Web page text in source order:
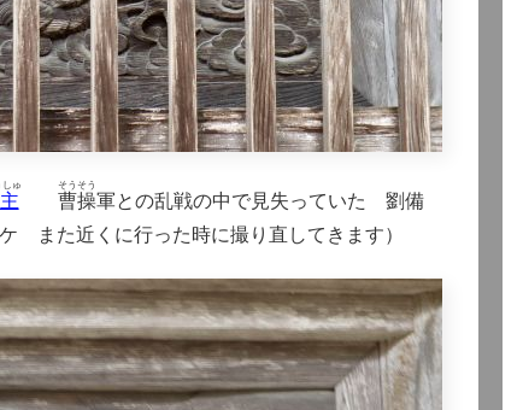
しゅ
曹操
そうそう
軍との乱戦の中で見失っていた 劉備
また近くに行った時に撮り直してきます）